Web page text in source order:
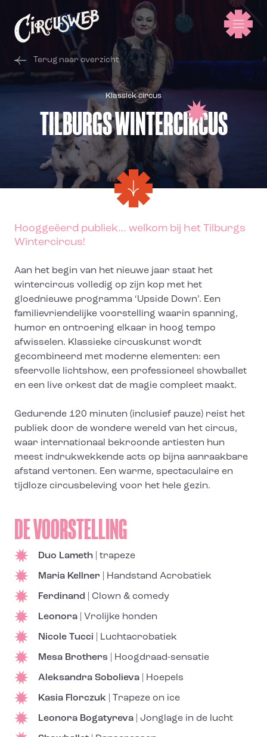
Terug naar overzicht
Klassiek circus
TILBURGS WINTERCIRCUS
Hooggeëerd publiek… welkom bij het Tilburgs
Wintercircus!
Aan het begin van het nieuwe jaar staat het
wintercircus volledig op zijn kop met het
gloednieuwe programma ‘Upside Down’. Een
familievriendelijke voorstelling waarin spanning,
humor en ontroering elkaar in hoog tempo
afwisselen. Klassieke circuskunst wordt
gecombineerd met moderne elementen: een
sfeervolle lichtshow, een professioneel showballet
en een live orkest dat de magie compleet maakt.
Gedurende 120 minuten (inclusief pauze) reist het
publiek door de wondere wereld van het circus,
waar internationaal bekroonde artiesten hun
meest indrukwekkende acts op bijna aanraakbare
afstand vertonen. Een warme, spectaculaire en
tijdloze circusbeleving voor het hele gezin.
DE VOORSTELLING
Duo Lameth | trapeze
Maria Kellner | Handstand Acrobatiek
Ferdinand | Clown & comedy
Leonora | Vrolijke honden
Nicole Tucci | Luchtacrobatiek
Mesa Brothers | Hoogdraad-sensatie
Aleksandra Sobolieva | Hoepels
Kasia Florczuk | Trapeze on ice
Leonora Bogatyreva | Jonglage in de lucht